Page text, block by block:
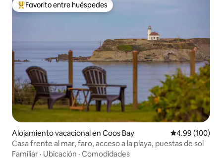
Favorito entre huéspedes preferido
Favorito entre huéspedes
Alojamiento vacacional en Coos Bay Calificación
4.99 (100)
Casa frente al mar, faro, acceso a la playa, puestas de sol
Familiar · Ubicación · Comodidades